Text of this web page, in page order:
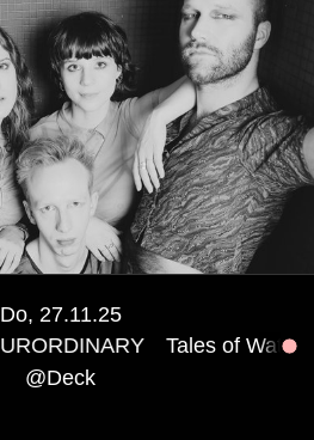
Do, 27.11.25
Tales of Water EP Release +
@Deck